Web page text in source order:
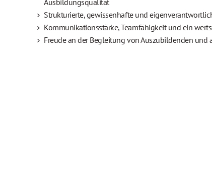
Ausbildungsqualität
Strukturierte, gewissenhafte und
Kommunikationsstärke, Teamfähigkeit und ein
Freude an der Begleitung von Auszubildenden und